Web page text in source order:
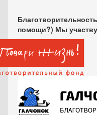
помощи?) Мы